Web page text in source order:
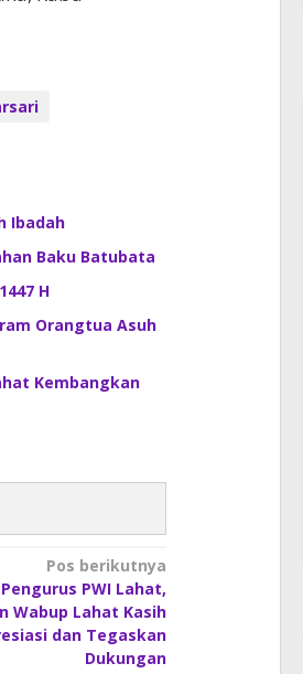
Ibadah
Baku Batubata
H
Orangtua Asuh
Kembangkan
Pos berikutnya
PWI Lahat,
Wabup Lahat Kasih
dan Tegaskan
Dukungan